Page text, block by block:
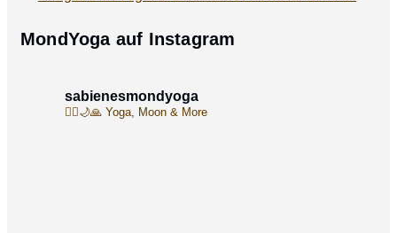
MondYoga auf Instagram
sabienesmondyoga
🧘‍♀️🌙🙏 Yoga, Moon & More